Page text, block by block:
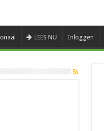
LEES NU Inloggen